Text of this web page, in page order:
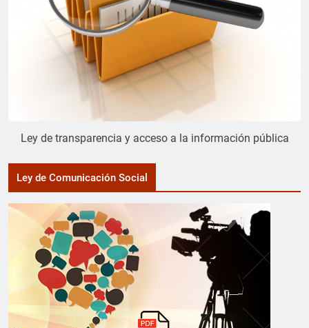
Ley de transparencia y acceso a la información pública
Ley de Comunicación Social